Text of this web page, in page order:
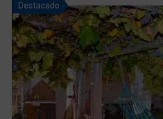
Destacado